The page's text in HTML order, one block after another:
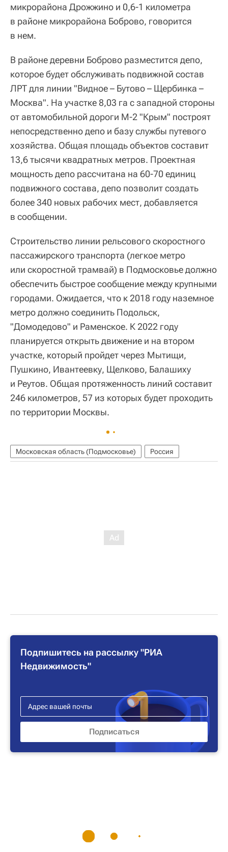
микрорайона Дрожжино и 0,6-1 километра
в районе микрорайона Боброво, говорится
в нем.
В районе деревни Боброво разместится депо,
которое будет обслуживать подвижной состав
ЛРТ для линии "Видное – Бутово – Щербинка –
Москва". На участке 8,03 га с западной стороны
от автомобильной дороги М-2 "Крым" построят
непосредственно депо и базу службы путевого
хозяйства. Общая площадь объектов составит
13,6 тысячи квадратных метров. Проектная
мощность депо рассчитана на 60-70 единиц
подвижного состава, депо позволит создать
более 340 новых рабочих мест, добавляется
в сообщении.
Строительство линии рельсового скоростного
пассажирского транспорта (легкое метро
или скоростной трамвай) в Подмосковье должно
обеспечить быстрое сообщение между крупными
городами. Ожидается, что к 2018 году наземное
метро должно соединить Подольск,
"Домодедово" и Раменское. К 2022 году
планируется открыть движение и на втором
участке, который пройдет через Мытищи,
Пушкино, Ивантеевку, Щелково, Балашиху
и Реутов. Общая протяженность линий составит
246 километров, 57 из которых будет проходить
по территории Москвы.
Московская область (Подмосковье) Россия
Подпишитесь на рассылку "РИА
Недвижимость"